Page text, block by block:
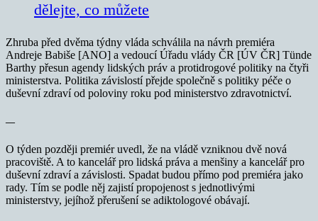
dělejte, co můžete
Zhruba před dvěma týdny vláda schválila na návrh premiéra
Andreje Babiše [ANO] a vedoucí Úřadu vlády ČR [ÚV ČR] Tünde
Barthy přesun agendy lidských práv a protidrogové politiky na čtyři
ministerstva. Politika závislostí přejde společně s politiky péče o
duševní zdraví od poloviny roku pod ministerstvo zdravotnictví.
—
O týden později premiér uvedl, že na vládě vzniknou dvě nová
pracoviště. A to kancelář pro lidská práva a menšiny a kancelář pro
duševní zdraví a závislosti. Spadat budou přímo pod premiéra jako
rady. Tím se podle něj zajistí propojenost s jednotlivými
ministerstvy, jejíhož přerušení se adiktologové obávají.